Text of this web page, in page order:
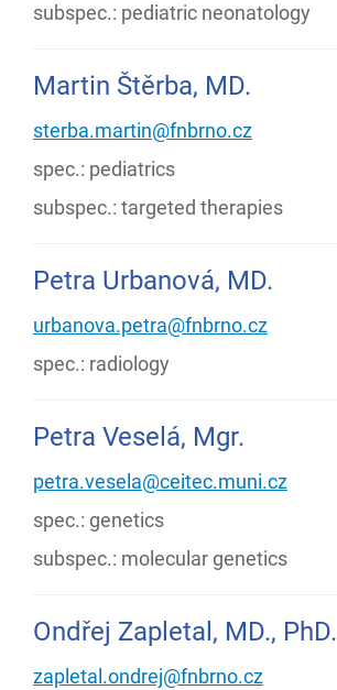
subspec.: pediatric neonatology
Martin Štěrba, MD.
sterba.martin@fnbrno.cz
spec.: pediatrics
subspec.: targeted therapies
Petra Urbanová, MD.
urbanova.petra@fnbrno.cz
spec.: radiology
Petra Veselá, Mgr.
petra.vesela@ceitec.muni.cz
spec.: genetics
subspec.: molecular genetics
Ondřej Zapletal, MD., PhD.
zapletal.ondrej@fnbrno.cz